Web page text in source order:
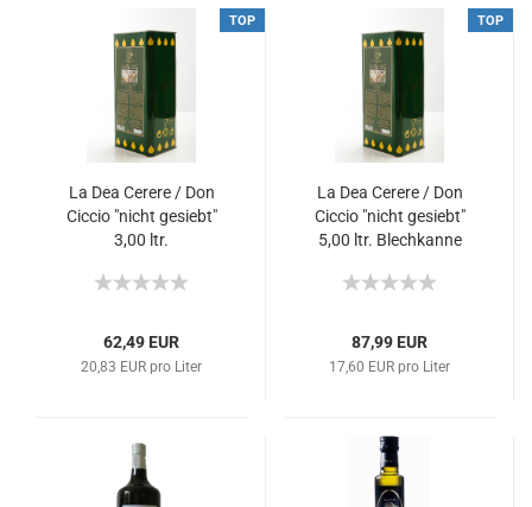
TOP
La Dea Cerere / Don
Ciccio "nicht gesiebt"
3,00 ltr.
62,49 EUR
20,83 EUR pro Liter
TOP
La Dea Cerere / Don
Ciccio "nicht gesiebt"
5,00 ltr. Blechkanne
87,99 EUR
17,60 EUR pro Liter